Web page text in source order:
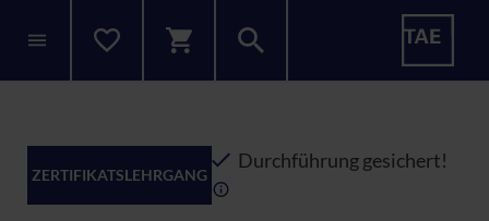
ZERTIFIKATSLEHRGANG
Durchführung gesichert!